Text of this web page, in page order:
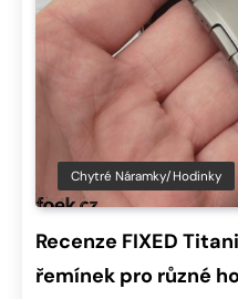
Chytré Náramky/hodinky
Recenze FIXED
řemínek pro různé